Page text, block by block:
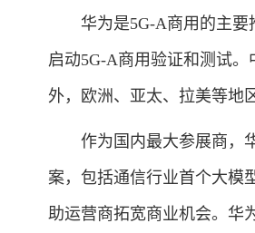
华为是5G-A商用的主
启动5G-A商用验证和测试
外，欧洲、亚太、拉美等地
作为国内最大参展商，
案，包括通信行业首个大模
助运营商拓宽商业机会。华